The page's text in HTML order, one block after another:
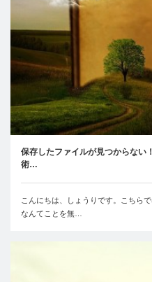
保存したファイルが見つからない
術…
こんにちは、しょうりです。こちら
なんてことを無…